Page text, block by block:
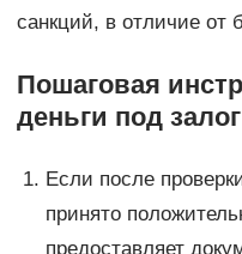
санкций, в отличие от
Пошаговая
деньги под
Если после
принято
предоставляет